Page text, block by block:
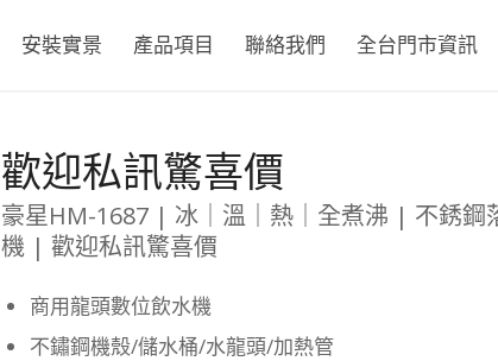
安裝實景 產品項目 聯絡我們 全台門市資訊
歡迎私訊驚喜價
豪星HM-1687 | 冰｜溫｜熱｜全煮沸 | 不銹鋼
機 | 歡迎私訊驚喜價
商用龍頭數位飲水機
不鏽鋼機殼/儲水桶/水龍頭/加熱管